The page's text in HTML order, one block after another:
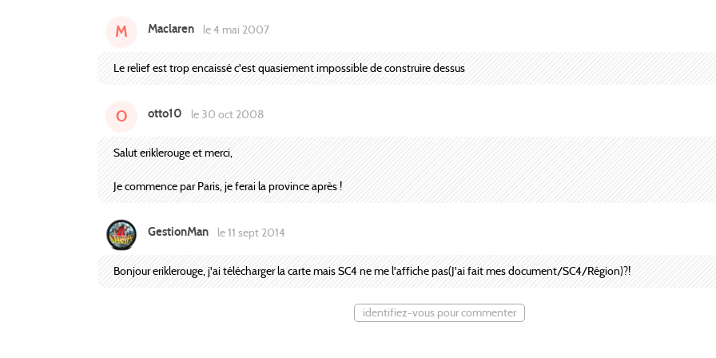
M Maclaren le 4 mai 2007
Le relief est trop encaissé c'est quasiement impossible de construire dessus
O otto10 le 30 oct 2008
Salut eriklerouge et merci,
Je commence par Paris, je ferai la province après !
GestionMan le 11 sept 2014
Bonjour eriklerouge, j'ai télécharger la carte mais SC4 ne me l'affiche pas(J'ai fait mes document/SC4/Région)?!
identifiez-vous pour commenter